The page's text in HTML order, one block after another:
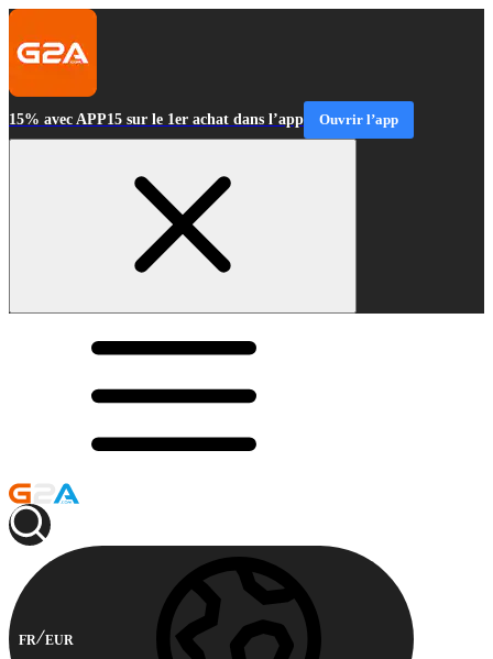
15% avec APP15 sur le 1er achat dans l’app Ouvrir l’app
FR EUR